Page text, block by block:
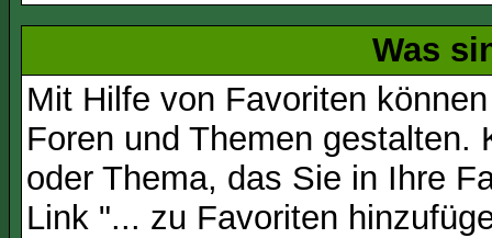
Was
Mit Hilfe von Favoriten
Foren und Themen
oder Thema, das Sie in Ihre
Link "... zu Favoriten